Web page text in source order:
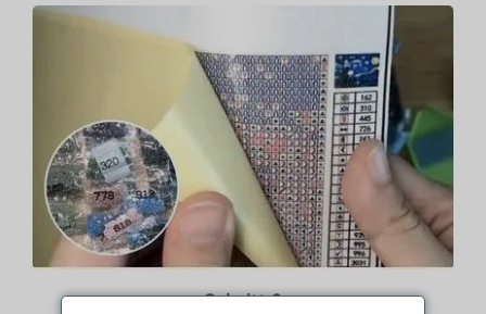
Schritt 2